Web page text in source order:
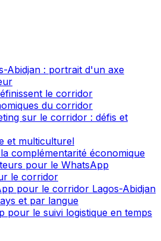
Abidjan : portrait d'un axe
le corridor
du corridor
sur le corridor : défis et
et multiculturel
complémentarité économique
pour le WhatsApp
le corridor
pour le corridor Lagos-Abidjan
et par langue
pour le suivi logistique en temps